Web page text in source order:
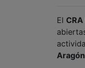
Aragón
LaII